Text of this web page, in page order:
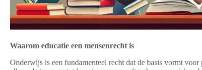
Waarom educatie een mensenrecht is
Onderwijs is een fundamenteel recht dat de basis vormt